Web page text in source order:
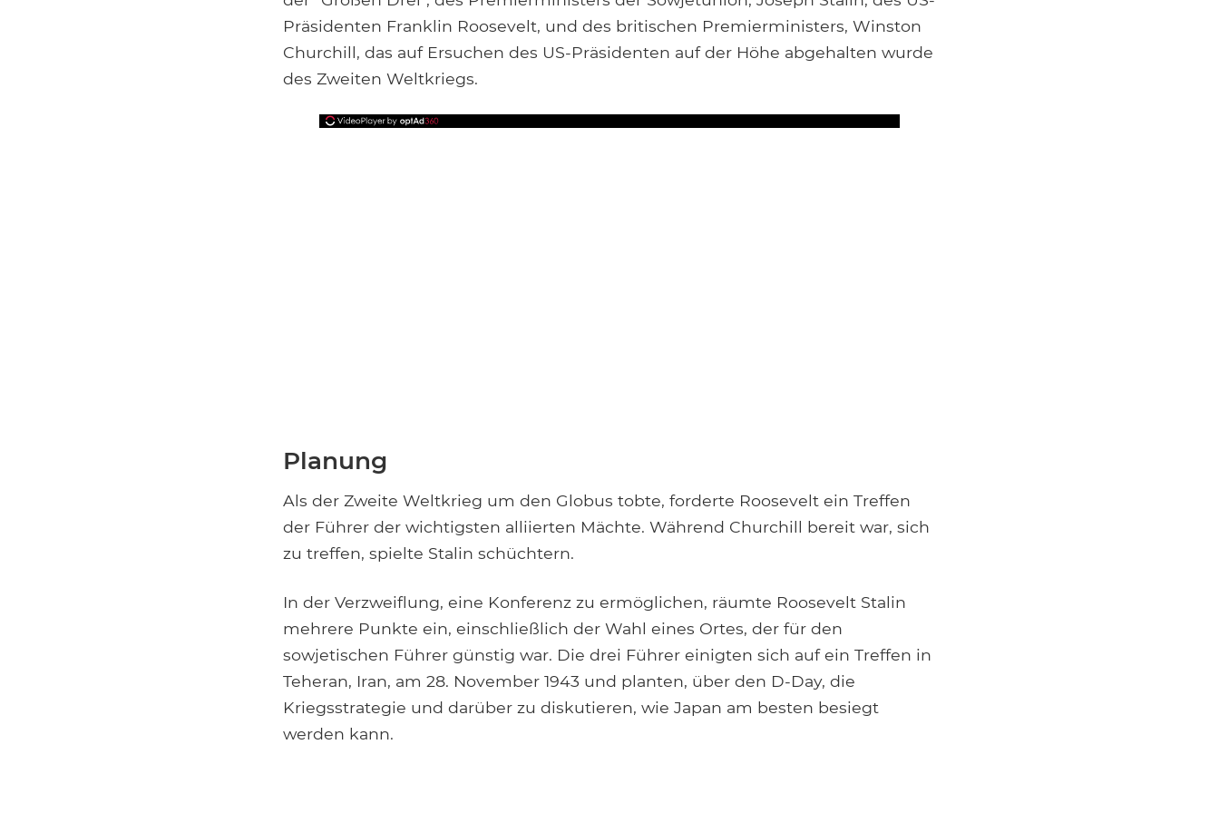
Präsidenten Franklin Roosevelt, und des britischen Premierministers, Winston
Churchill, das auf Ersuchen des US-Präsidenten auf der Höhe abgehalten wurde
des Zweiten Weltkriegs.
Planung
Als der Zweite Weltkrieg um den Globus tobte, forderte Roosevelt ein Treffen
der Führer der wichtigsten alliierten Mächte. Während Churchill bereit war, sich
zu treffen, spielte Stalin schüchtern.
In der Verzweiflung, eine Konferenz zu ermöglichen, räumte Roosevelt Stalin
mehrere Punkte ein, einschließlich der Wahl eines Ortes, der für den
sowjetischen Führer günstig war. Die drei Führer einigten sich auf ein Treffen in
Teheran, Iran, am 28. November 1943 und planten, über den D-Day, die
Kriegsstrategie und darüber zu diskutieren, wie Japan am besten besiegt
werden kann.